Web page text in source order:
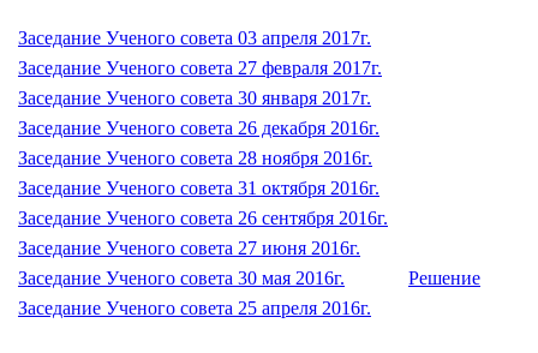
Заседание Ученого совета 03 апреля 2017г.
Заседание Ученого совета 27 февраля 2017г.
Заседание Ученого совета 30 января 2017г.
Заседание Ученого совета 26 декабря 2016г.
Заседание Ученого совета 28 ноября 2016г.
Заседание Ученого совета 31 октября 2016г.
Заседание Ученого совета 26 сентября 2016г.
Заседание Ученого совета 27 июня 2016г.
Заседание Ученого совета 30 мая 2016г.
Решение
Заседание Ученого совета 25 апреля 2016г.